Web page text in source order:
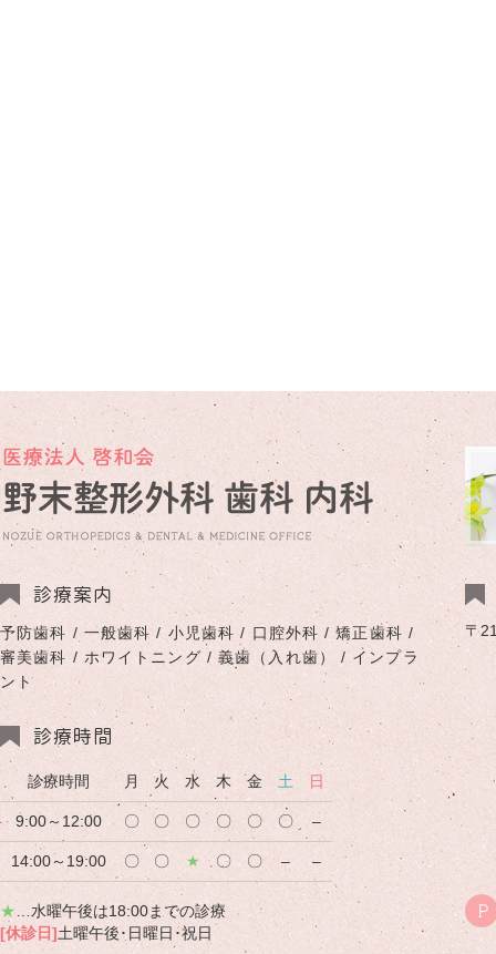
診療案内
予防歯科 / 一般歯科 / 小児歯科 / 口腔外科 / 矯正歯科 /
審美歯科 / ホワイトニング / 義歯（入れ歯） / インプラ
ント
診療時間
診療時間 月 火 水 木 金 土 日
9:00～12:00 〇 〇 〇 〇 〇 〇 –
14:00～19:00 〇 〇 ★ 〇 〇 – –
★ …水曜午後は18:00までの診療
[休診日]土曜午後･日曜日･祝日
〒
P